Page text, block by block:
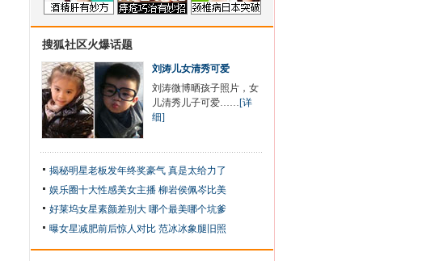
搜狐社区火爆话题
刘涛儿女清秀可爱
刘涛微博晒孩子照片，女
儿清秀儿子可爱……[详
细]
揭秘明星老板发年终奖豪气 真是太给力了
娱乐圈十大性感美女主播 柳岩侯佩岑比美
好莱坞女星素颜差别大 哪个最美哪个坑爹
曝女星减肥前后惊人对比 范冰冰象腿旧照